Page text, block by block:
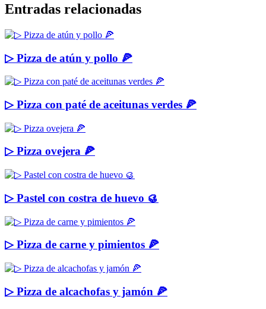
Entradas relacionadas
▷ Pizza de atún y pollo 🍕
▷ Pizza con paté de aceitunas verdes 🍕
▷ Pizza ovejera 🍕
▷ Pastel con costra de huevo 🥮
▷ Pizza de carne y pimientos 🍕
▷ Pizza de alcachofas y jamón 🍕